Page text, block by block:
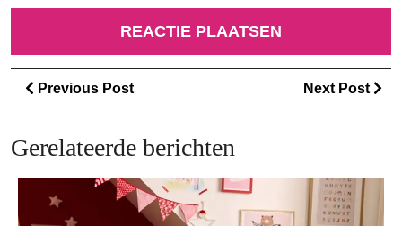
Berichtnavigatie
Previous PostPrevious
Post
Next Post
Gerelateerde berichten